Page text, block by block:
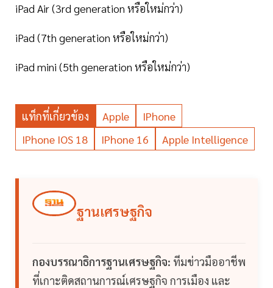
iPad Air (3rd generation หรือใหม่กว่า)
iPad (7th generation หรือใหม่กว่า)
iPad mini (5th generation หรือใหม่กว่า)
แท็กที่เกี่ยวข้อง Apple
IPhone
IPhone IOS 18
IPhone 16 Apple Intelligence
ฐานเศรษฐกิจ
กองบรรณาธิการฐานเศรษฐกิจ: ทีมข่าวมืออาชีพ
ที่เกาะติดสถานการณ์เศรษฐกิจ การเมือง และ